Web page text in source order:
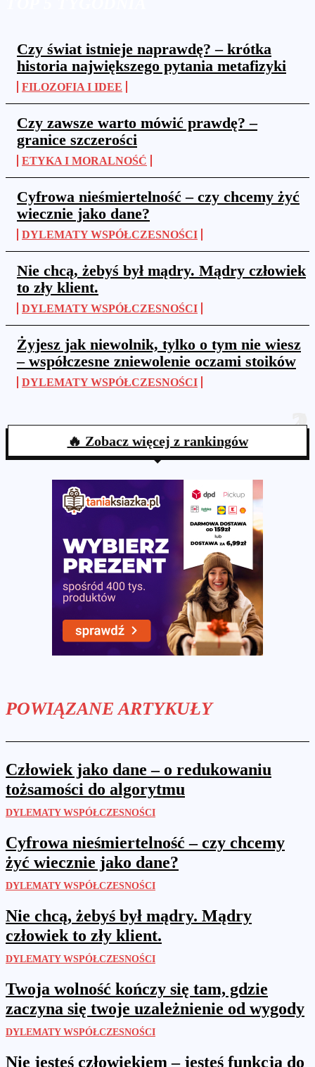
Czy świat istnieje naprawdę? – krótka
historia największego pytania metafizyki
FILOZOFIA I IDEE
Czy zawsze warto mówić prawdę? –
granice szczerości
ETYKA I MORALNOŚĆ
Cyfrowa nieśmiertelność – czy chcemy żyć
wiecznie jako dane?
DYLEMATY WSPÓŁCZESNOŚCI
Nie chcą, żebyś był mądry. Mądry człowiek
to zły klient.
DYLEMATY WSPÓŁCZESNOŚCI
Żyjesz jak niewolnik, tylko o tym nie wiesz
– współczesne zniewolenie oczami stoików
DYLEMATY WSPÓŁCZESNOŚCI
🔥 Zobacz więcej z rankingów
POWIĄZANE ARTYKUŁY
Człowiek jako dane – o redukowaniu
tożsamości do algorytmu
DYLEMATY WSPÓŁCZESNOŚCI
Cyfrowa nieśmiertelność – czy chcemy
żyć wiecznie jako dane?
DYLEMATY WSPÓŁCZESNOŚCI
Nie chcą, żebyś był mądry. Mądry
człowiek to zły klient.
DYLEMATY WSPÓŁCZESNOŚCI
Twoja wolność kończy się tam, gdzie
zaczyna się twoje uzależnienie od wygody
DYLEMATY WSPÓŁCZESNOŚCI
Nie jesteś człowiekiem – jesteś funkcją do